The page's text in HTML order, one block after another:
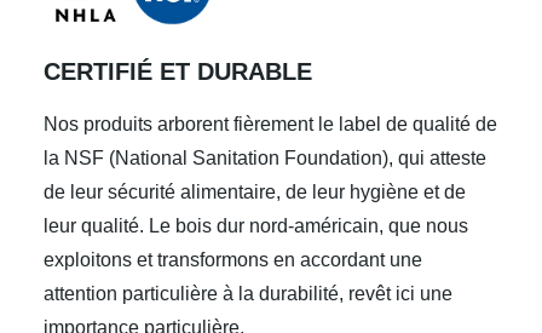
CERTIFIÉ ET DURABLE
Nos produits arborent fièrement le label de qualité de
la NSF (National Sanitation Foundation), qui atteste
de leur sécurité alimentaire, de leur hygiène et de
leur qualité. Le bois dur nord-américain, que nous
exploitons et transformons en accordant une
attention particulière à la durabilité, revêt ici une
importance particulière.